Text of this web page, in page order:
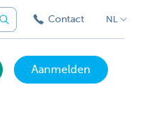
Contact NL
Aanmelden